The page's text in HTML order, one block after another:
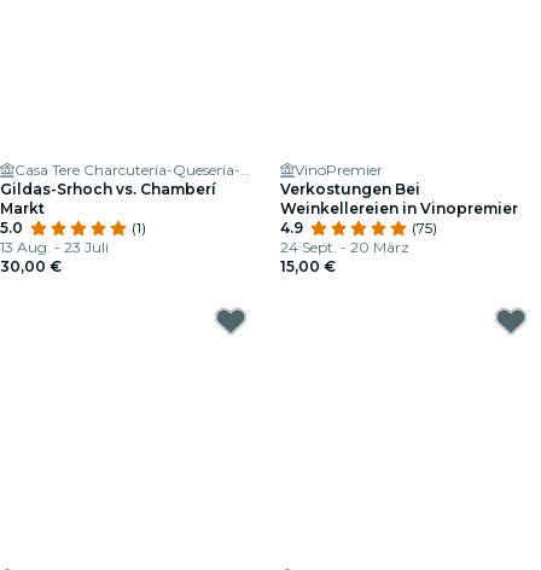
Casa Tere Charcutería-Quesería-Gourmet
Gildas-Srhoch vs. Chamberí
Markt
5.0
(1)
13 Aug. - 23 Juli
30,00 €
VinoPremier
Verkostungen Bei
Weinkellereien in Vinopremier
4.9
(75)
24 Sept. - 20 März
15,00 €